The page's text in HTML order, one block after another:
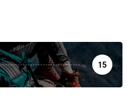
15